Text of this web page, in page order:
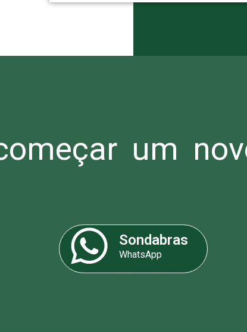
um
Sondabras
WhatsApp